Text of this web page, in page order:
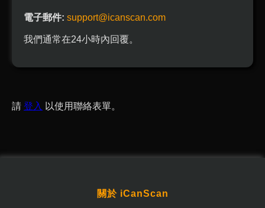
電子郵件: support@icanscan.com
我們通常在24小時內回覆。
請 登入 以使用聯絡表單。
關於 iCanScan